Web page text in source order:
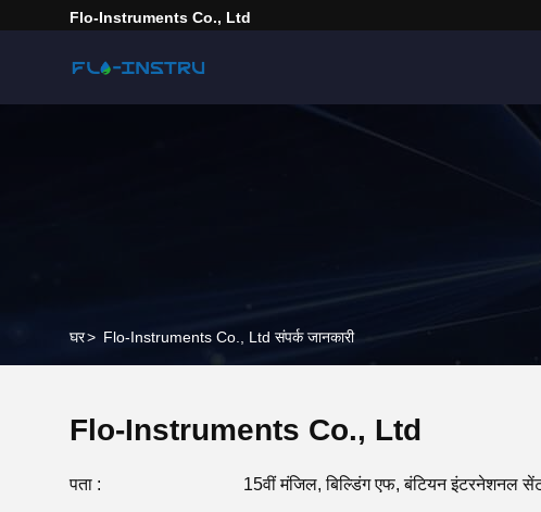
Flo-Instruments Co., Ltd
घर> Flo-Instruments Co., Ltd संपर्क जानकारी
Flo-Instruments Co., Ltd
पता : 15वीं मंजिल, बिल्डिंग एफ, बंटियन इंटरनेशनल